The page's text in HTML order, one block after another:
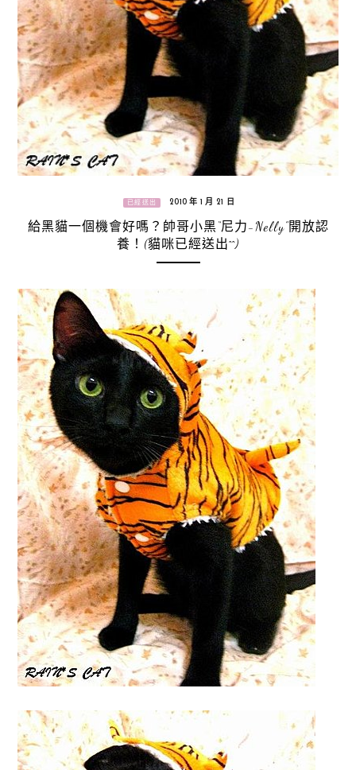
已經送出 2010 年 1 月 21 日
給黑貓一個機會好嗎？帥哥小黑“尼力-Nelly”開放認
養！(貓咪已經送出^^)